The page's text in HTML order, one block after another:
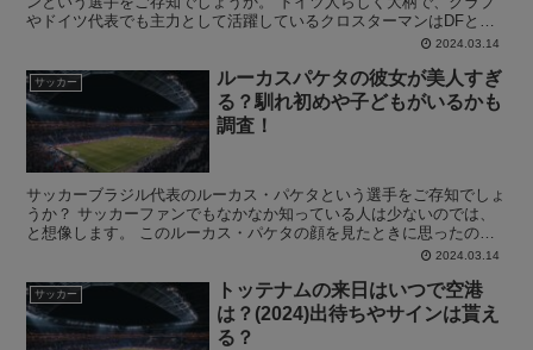
やドイツ代表でも主力として活躍しているクロスターマンはDFとし
て非常に優秀な選手です。 普段、ブンデスリーガを見ない...2024.03.14
サッカー
ルーカスパケタの彼女が美人すぎ
る？馴れ初めや子どもがいるかも
調査！
サッカーブラジル代表のルーカス・パケタという選手をご存知でしょ
うか？ サッカーファンでもなかなか知っている人は少ないのでは、
と想像します。 このルーカス・パケタの顔を見たときに思ったの
は、すごいイケメンな選手だ！と個人的に思いました。 そこ...2024.03.14
サッカー
トッテナムの来日はいつで空港
は？(2024)出待ちやサインは貰え
る？